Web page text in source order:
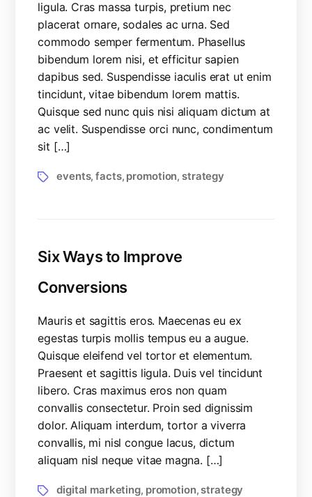
ligula. Cras massa turpis, pretium nec
placerat ornare, sodales ac urna. Sed
commodo semper fermentum. Phasellus
bibendum lorem nisi, et efficitur sapien
dapibus sed. Suspendisse iaculis erat ut enim
tincidunt, vitae bibendum lorem mattis.
Quisque sed nunc quis nisi aliquam dictum at
ac velit. Suspendisse orci nunc, condimentum
sit […]
events,facts, promotion, strategy
Six Ways to Improve
Conversions
Mauris et sagittis eros. Maecenas eu ex
egestas turpis mollis tempus eu a augue.
Quisque eleifend vel tortor et elementum.
Praesent et sagittis ligula. Duis vel tincidunt
libero. Cras maximus eros non quam
convallis consectetur. Proin sed dignissim
dolor. Aliquam interdum, tortor a viverra
convallis, mi nisl congue lacus, dictum
aliquam nisl neque vitae magna. […]
digital marketing, promotion, strategy